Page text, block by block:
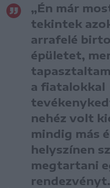
„Én már
tekintek
arrafelé
épületet,
a fiatalokkal
nehéz volt
mindig más
helyszínen
megtartani
rendezvényt.